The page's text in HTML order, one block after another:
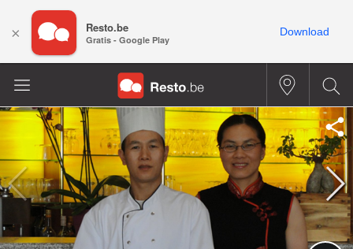
× Resto.be
Gratis - Google Play
Download